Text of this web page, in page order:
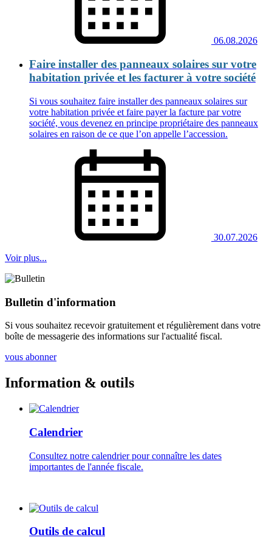
06.08.2026
Faire installer des panneaux solaires sur votre
habitation privée et les facturer à votre société
Si vous souhaitez faire installer des panneaux solaires sur
votre habitation privée et faire payer la facture par votre
société, vous devenez en principe propriétaire des panneaux
solaires en raison de ce que l’on appelle l’accession.
30.07.2026
Voir plus...
Bulletin d'information
Si vous souhaitez recevoir gratuitement et régulièrement dans votre
boîte de messagerie des informations sur l'actualité fiscal.
vous abonner
Information & outils
Calendrier
Consultez notre calendrier pour connaître les dates
importantes de l'année fiscale.
Outils de calcul